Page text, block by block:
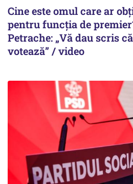
Cine este omul care ar
pentru funcția de
Petrache: „Vă dau scris
votează” / video